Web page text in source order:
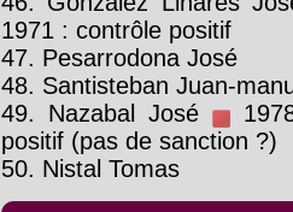
1971 : contrôle positif
47. Pesarrodona José
48. Santisteban Juan-
49. Nazabal José
positif (pas de sanction ?)
50. Nistal Tomas